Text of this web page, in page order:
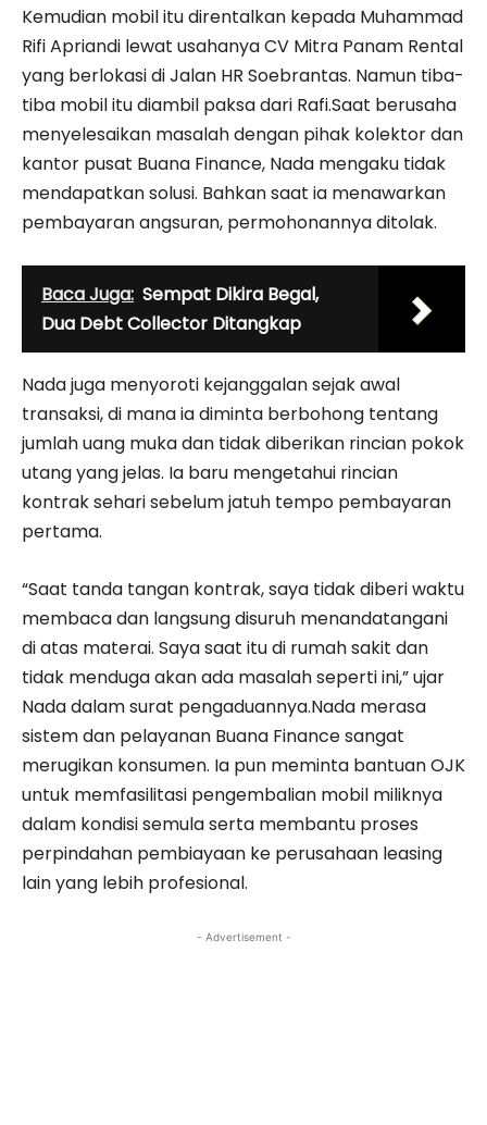
Kemudian mobil itu direntalkan kepada Muhammad
Rifi Apriandi lewat usahanya CV Mitra Panam Rental
yang berlokasi di Jalan HR Soebrantas. Namun tiba-
tiba mobil itu diambil paksa dari Rafi.Saat berusaha
menyelesaikan masalah dengan pihak kolektor dan
kantor pusat Buana Finance, Nada mengaku tidak
mendapatkan solusi. Bahkan saat ia menawarkan
pembayaran angsuran, permohonannya ditolak.
Baca Juga: Sempat Dikira Begal,
Dua Debt Collector Ditangkap
Nada juga menyoroti kejanggalan sejak awal
transaksi, di mana ia diminta berbohong tentang
jumlah uang muka dan tidak diberikan rincian pokok
utang yang jelas. Ia baru mengetahui rincian
kontrak sehari sebelum jatuh tempo pembayaran
pertama.
“Saat tanda tangan kontrak, saya tidak diberi waktu
membaca dan langsung disuruh menandatangani
di atas materai. Saya saat itu di rumah sakit dan
tidak menduga akan ada masalah seperti ini,” ujar
Nada dalam surat pengaduannya.Nada merasa
sistem dan pelayanan Buana Finance sangat
merugikan konsumen. Ia pun meminta bantuan OJK
untuk memfasilitasi pengembalian mobil miliknya
dalam kondisi semula serta membantu proses
perpindahan pembiayaan ke perusahaan leasing
lain yang lebih profesional.
- Advertisement -